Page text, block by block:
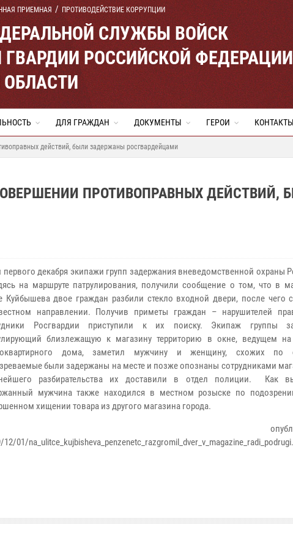
ПРИЕМНАЯ ПРОТИВОДЕЙСТВИЕ КОРРУПЦИИ
СЛУЖБЫ ВОЙСК
РОССИЙСКОЙ ФЕДЕРАЦИИ
ДЛЯ ГРАЖДАН ДОКУМЕНТЫ ГЕРОИ КОНТАКТЫ
действий, были задержаны росгвардейцами
ПРОТИВОПРАВНЫХ ДЕЙСТВИЙ,
декабря экипажи групп задержания вневедомственной охраны
на маршруте патрулирования, получили сообщение о том, что в
Куйбышева двое граждан разбили стекло входной двери, после чего
направлении. Получив приметы граждан – нарушителей
Росгвардии приступили к их поиску. Экипаж группы
близлежащую к магазину территорию в окне, ведущем
дома, заметил мужчину и женщину, схожих по
были задержаны на месте и позже опознаны сотрудниками
разбирательства их доставили в отдел полиции. Как
мужчина также находился в местном розыске по
хищении товара из другого магазина города.
01/